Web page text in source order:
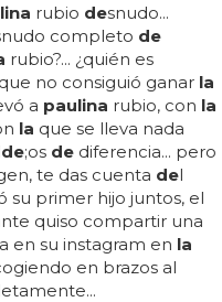
rubio desnudo...
completo de
rubio?... ¿quién es
no consiguió ganar la
a paulina rubio, con la
la que se lleva nada
de;os de diferencia... pero
te das cuenta del
su primer hijo juntos, el
quiso compartir una
en su instagram en la
en brazos al